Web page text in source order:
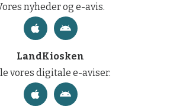
nyheder og e-avis.
LandKiosken
vores digitale e-aviser.